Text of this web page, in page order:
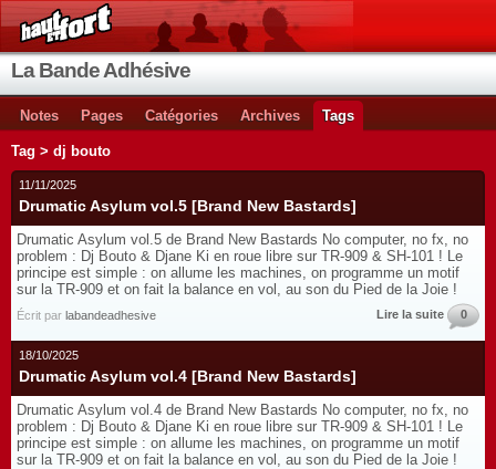
La Bande Adhésive
Notes Pages Catégories Archives Tags
Tag > dj bouto
11/11/2025
Drumatic Asylum vol.5 [Brand New Bastards]
Drumatic Asylum vol.5 de Brand New Bastards No computer, no fx, no
problem : Dj Bouto & Djane Ki en roue libre sur TR-909 & SH-101 ! Le
principe est simple : on allume les machines, on programme un motif
sur la TR-909 et on fait la balance en vol, au son du Pied de la Joie !
Écrit par labandeadhesive Lire la suite 0
18/10/2025
Drumatic Asylum vol.4 [Brand New Bastards]
Drumatic Asylum vol.4 de Brand New Bastards No computer, no fx, no
problem : Dj Bouto & Djane Ki en roue libre sur TR-909 & SH-101 ! Le
principe est simple : on allume les machines, on programme un motif
sur la TR-909 et on fait la balance en vol, au son du Pied de la Joie !